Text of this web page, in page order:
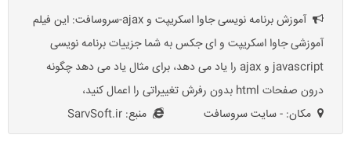
آموزش برنامه نویسی جاوا اسکریپت و ajax-سروسافت: این فیلم
آموزشی جاوا اسکریپت و ای جکس به شما جزییات برنامه نویسی
javascript و ajax را یاد می دهد، برای مثال یاد می دهد چگونه
درون صفحات html بدون رفرش تغییراتی را اعمال کنید،
مکان: - سایت سروسافت
منبع: SarvSoft.ir